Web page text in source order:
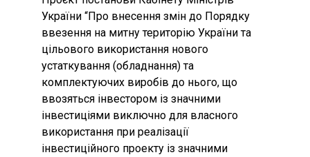
України “Про внесення змін до Порядку
ввезення на митну територію України та
цільового використання нового
устаткування (обладнання) та
комплектуючих виробів до нього, що
ввозяться інвестором із значними
інвестиціями виключно для власного
використання при реалізації
інвестиційного проекту із значними